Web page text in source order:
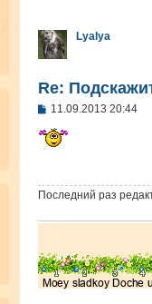
и
е
Lyalya
Re:
С
о
б
н
и
11.09.2013 20:44
Последний раз